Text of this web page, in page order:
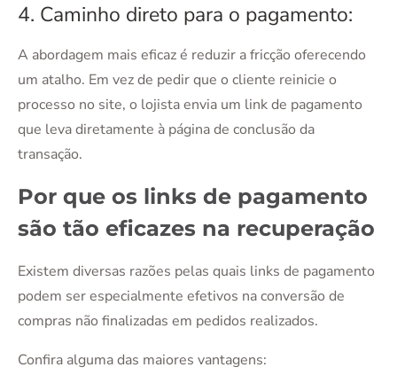
4. Caminho direto para o pagamento:
A abordagem mais eficaz é reduzir a fricção oferecendo
um atalho. Em vez de pedir que o cliente reinicie o
processo no site, o lojista envia um link de pagamento
que leva diretamente à página de conclusão da
transação.
Por que os links de pagamento
são tão eficazes na recuperação
Existem diversas razões pelas quais links de pagamento
podem ser especialmente efetivos na conversão de
compras não finalizadas em pedidos realizados.
Confira alguma das maiores vantagens: